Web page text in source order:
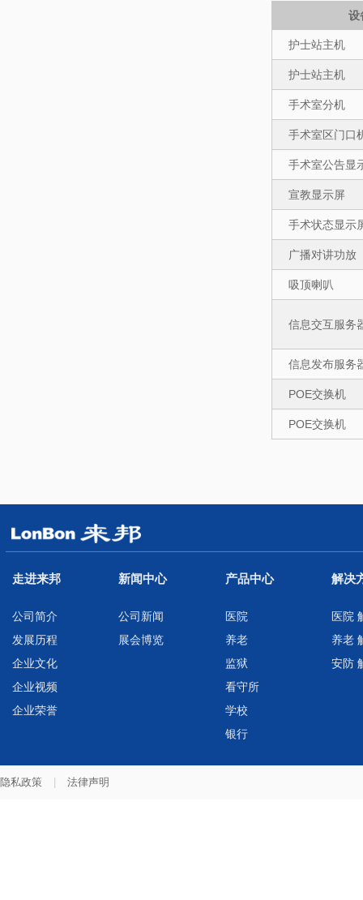
设
护士站主机
护士站主机
手术室分机
手术室区门口
手术室公告显
宣教显示屏
手术状态显示
广播对讲功放
吸顶喇叭
信息交互服务
信息发布服务
POE交换机
POE交换机
走进来邦
公司简介
发展历程
企业文化
企业视频
企业荣誉
新闻中心
公司新闻
展会博览
产品中心
医院
养老
监狱
看守所
学校
银行
解决
医院
养老
安防
隐私政策 法律声明